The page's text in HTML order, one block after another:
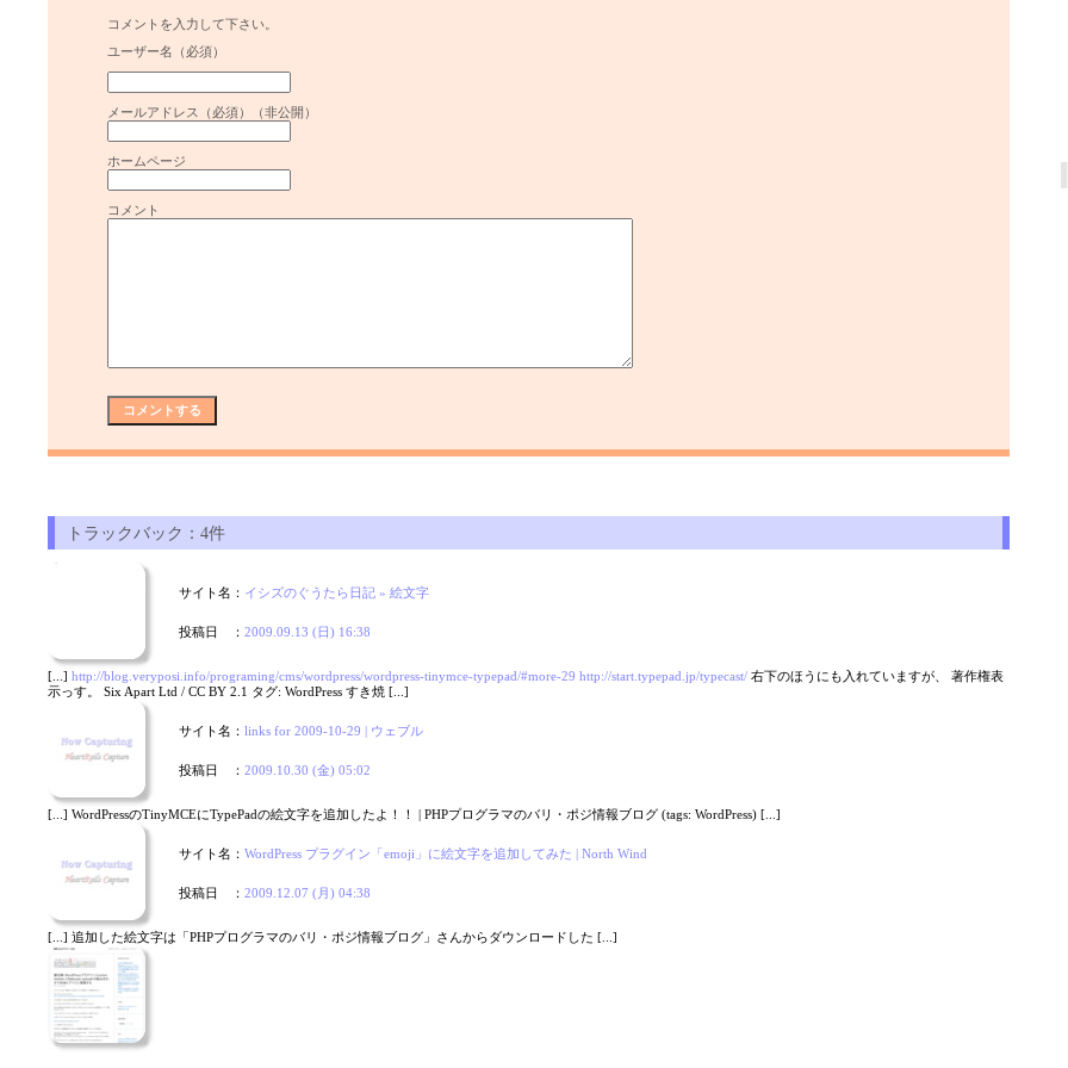
コメントを入力して下さい。
ユーザー名（必須）
メールアドレス（必須）（非公開）
ホームページ
コメント
トラックバック：4件
サイト名： イシズのぐうたら日記 » 絵文字
投稿日 ：2009.09.13 (日) 16:38
[...]http://blog.veryposi.info/programing/cms/wordpress/wordpress-tinymce-typepad/#more-29 http://start.typepad.jp/typecast/ 右下のほうにも入れていますが、 著作権表
示っす。 Six Apart Ltd / CC BY 2.1 タグ: WordPress すき焼 [...]
サイト名：links for 2009-10-29 | ウェブル
投稿日 ：2009.10.30 (金) 05:02
[...] WordPressのTinyMCEにTypePadの絵文字を追加したよ！！ | PHPプログラマのバリ・ポジ情報ブログ (tags: WordPress) [...]
サイト名：WordPress プラグイン「emoji」に絵文字を追加してみた | North Wind
投稿日 ：2009.12.07 (月) 04:38
[...] 追加した絵文字は「PHPプログラマのバリ・ポジ情報ブログ」さんからダウンロードした [...]